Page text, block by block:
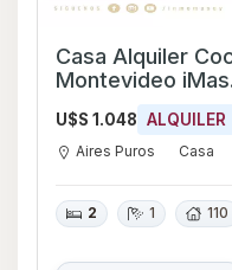
Casa Alquiler
Montevideo
U$S 1.048 ALQUILER
Aires Puros Casa
2 1 110